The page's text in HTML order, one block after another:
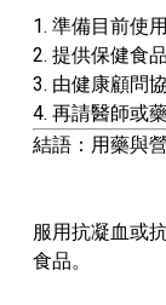
1. 準備目前使
2. 提供保健食
3. 由健康顧問
4. 再請醫師或
結語：用藥與
服用抗凝血或
食品。